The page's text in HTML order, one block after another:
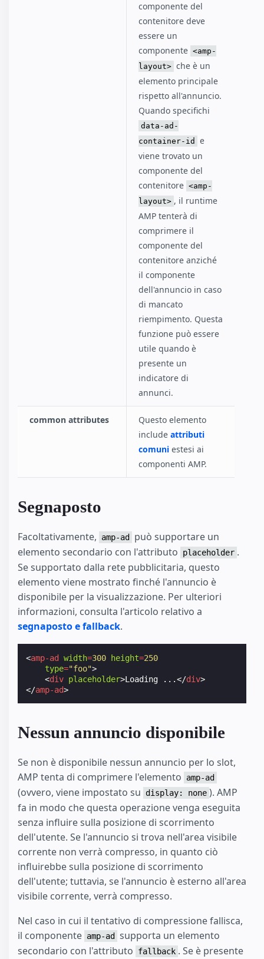
componente del
contenitore deve
essere un
componente <amp-
layout> che è un
elemento principale
rispetto all'annuncio.
Quando specifichi
data-ad-
container-id
e
viene trovato un
componente del
contenitore <amp-
layout> , il runtime
AMP tenterà di
comprimere il
componente del
contenitore anziché
il componente
dell'annuncio in caso
di mancato
riempimento. Questa
funzione può essere
utile quando è
presente un
indicatore di
annunci.
common attributes
Questo elemento
include attributi
comuni estesi ai
componenti AMP.
Segnaposto
Facoltativamente, amp-ad
può supportare un
elemento secondario con l'attributo
placeholder .
Se supportato dalla rete pubblicitaria, questo
elemento viene mostrato finché l'annuncio è
disponibile per la visualizzazione. Per ulteriori
informazioni, consulta l'articolo relativo a
segnaposto e fallback.
<amp-ad width=300 height=250
type="foo">
<div placeholder>Loading ...</div>
</amp-ad>
Nessun annuncio disponibile
Se non è disponibile nessun annuncio per lo slot,
AMP tenta di comprimere l'elemento
amp-ad
(ovvero, viene impostato su display: none ). AMP
fa in modo che questa operazione venga eseguita
senza influire sulla posizione di scorrimento
dell'utente. Se l'annuncio si trova nell'area visibile
corrente non verrà compresso, in quanto ciò
influirebbe sulla posizione di scorrimento
dell'utente; tuttavia, se l'annuncio è esterno all'area
visibile corrente, verrà compresso.
Nel caso in cui il tentativo di compressione fallisca,
il componente amp-ad
supporta un elemento
secondario con l'attributo
fallback . Se è presente